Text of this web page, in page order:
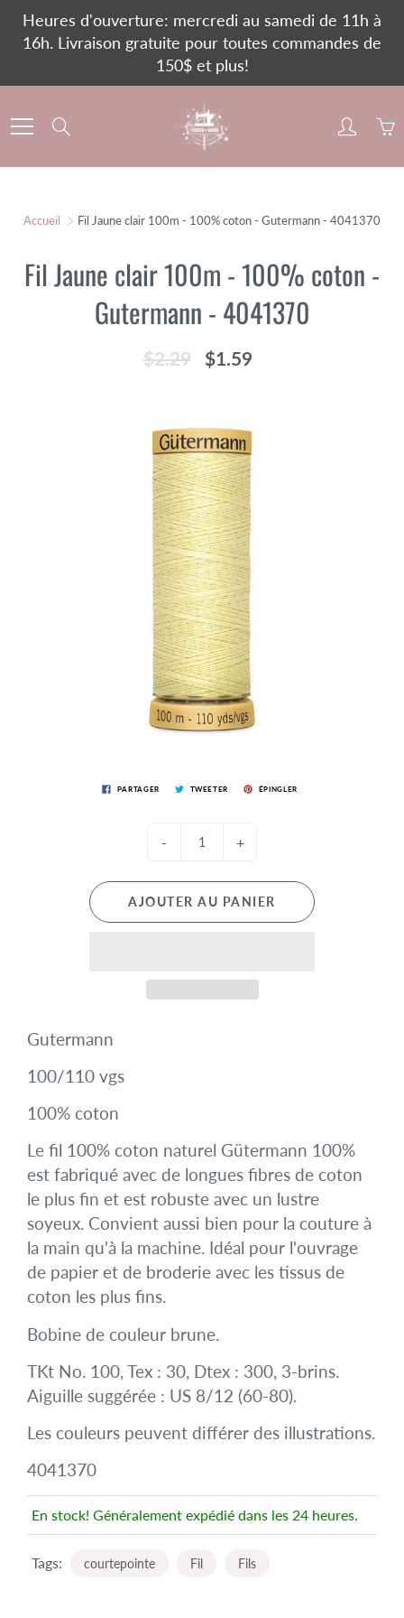
Content
Heures d'ouverture: mercredi au samedi de 11h à
16h. Livraison gratuite pour toutes commandes de
150$ et plus!
Accueil Fil Jaune clair 100m - 100% coton - Gutermann - 4041370
Fil Jaune clair 100m - 100% coton -
Gutermann - 4041370
$2.29 $1.59
PARTAGER TWEETER ÉPINGLER
- +
AJOUTER AU PANIER
Gutermann
100/110 vgs
100% coton
Le fil 100% coton naturel Gütermann 100%
est fabriqué avec de longues fibres de coton
le plus fin et est robuste avec un lustre
soyeux. Convient aussi bien pour la couture à
la main qu'à la machine. Idéal pour l'ouvrage
de papier et de broderie avec les tissus de
coton les plus fins.
Bobine de couleur brune.
TKt No. 100, Tex : 30, Dtex : 300, 3-brins.
Aiguille suggérée : US 8/12 (60-80).
Les couleurs peuvent différer des illustrations.
4041370
En stock! Généralement expédié dans les 24 heures.
Tags: courtepointe Fil Fils